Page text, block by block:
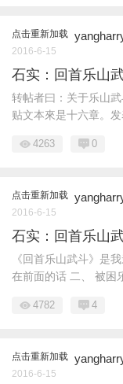
点击重新加载
2016-6-15
石实：回首乐山
转帖者曰：关于乐山
贴文本來是十六章。发
4263 0
点击重新加载
2016-6-15
石实：回首乐山
《回首乐山武斗》是
在前面的话 二、 被困
4782 4
点击重新加载
2016-6-15